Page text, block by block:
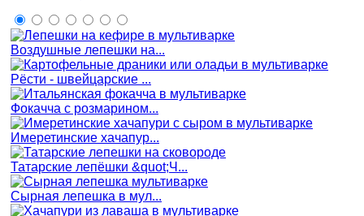
Воздушные лепешки на...
Рёсти - швейцарские ...
Фокачча с розмарином...
Имеретинские хачапур...
Татарские лепёшки &quot;Ч...
Сырная лепешка в мул...